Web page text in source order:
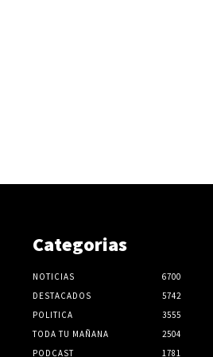
.
Categorias
NOTICIAS
6700
DESTACADOS
5742
POLITICA
3555
TODA TU MAÑANA
2504
PODCAST
1781